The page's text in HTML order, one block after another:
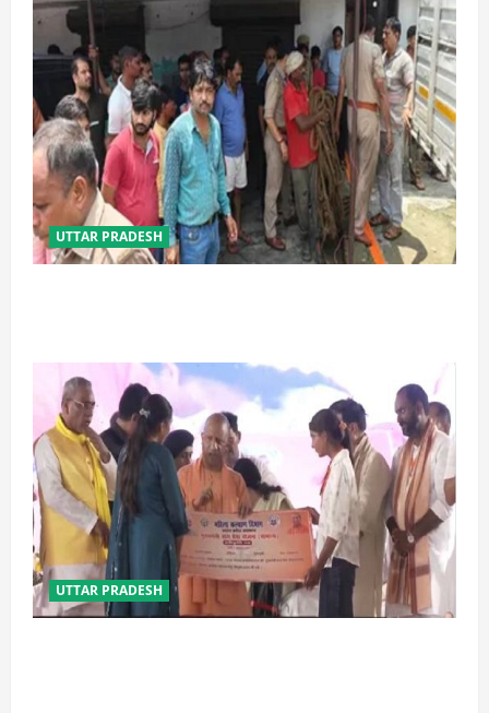
UTTAR PRADESH
UTTAR PRADESH